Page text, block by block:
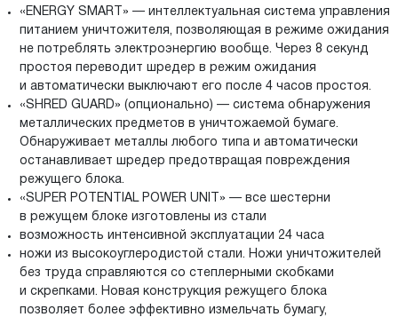
«ENERGY SMART» — интеллектуальная система управления
питанием уничтожителя, позволяющая в режиме ожидания
не потреблять электроэнергию вообще. Через 8 секунд
простоя переводит шредер в режим ожидания
и автоматически выключают его после 4 часов простоя.
«SHRED GUARD» (опционально) — система обнаружения
металлических предметов в уничтожаемой бумаге.
Обнаруживает металлы любого типа и автоматически
останавливает шредер предотвращая повреждения
режущего блока.
«SUPER POTENTIAL POWER UNIT» — все шестерни
в режущем блоке изготовлены из стали
возможность интенсивной эксплуатации 24 часа
ножи из высокоуглеродистой стали. Ножи уничтожителей
без труда справляются со степлерными скобками
и скрепками. Новая конструкция режущего блока
позволяет более эффективно измельчать бумагу,